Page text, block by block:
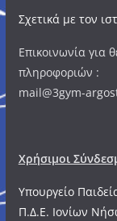
Σχετικά με τον
Επικοινωνία για
πληροφοριών :
mail@3gym-
Χρήσιμοι
Υπουργείο
Π.Δ.Ε. Ιονίων